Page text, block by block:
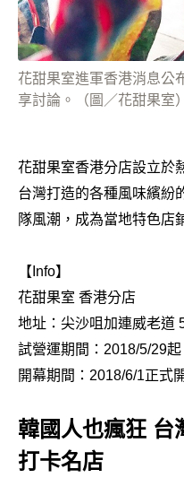
花甜果室進軍香港消息公
享討論。（圖／花甜果室）
花甜果室香港分店設立於
台灣打造的各種風味繽紛
隊風潮，成為當地特色店
【Info】
花甜果室 香港分店
地址：尖沙咀加連威老道
試營運期間：2018/5/29起
開幕期間：2018/6/1正式
韓國人也瘋狂 台
打卡名店